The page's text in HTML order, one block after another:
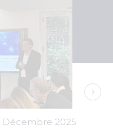
Décembre 2025